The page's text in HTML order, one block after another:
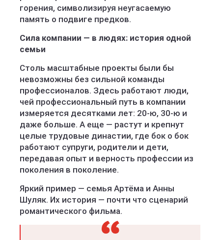
горения, символизируя неугасаемую
память о подвиге предков.
Сила компании — в людях: история одной
семьи
Столь масштабные проекты были бы
невозможны без сильной команды
профессионалов. Здесь работают люди,
чей профессиональный путь в компании
измеряется десятками лет: 20-ю, 30-ю и
даже больше. А еще — растут и крепнут
целые трудовые династии, где бок о бок
работают супруги, родители и дети,
передавая опыт и верность профессии из
поколения в поколение.
Яркий пример — семья Артёма и Анны
Шуляк. Их история — почти что сценарий
романтического фильма.